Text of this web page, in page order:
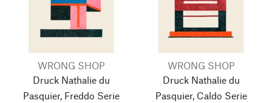
WRONG SHOP
Druck Nathalie du
Pasquier, Freddo Serie
WRONG SHOP
Druck Nathalie du
Pasquier, Caldo Serie